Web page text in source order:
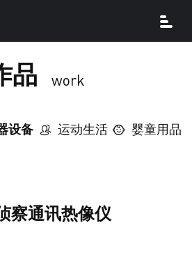
品 work
设备 运动生活 婴童用品
察通讯热像仪